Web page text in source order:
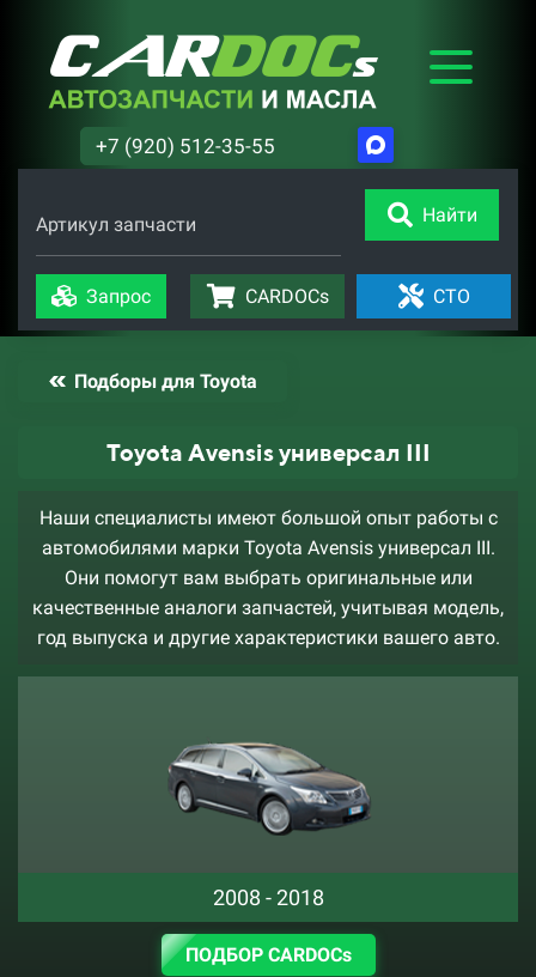
+7 (920) 512-35-55
Артикул запчасти Найти
Запрос CARDOCs СТО
Подборы для Toyota
Toyota Avensis универсал III
Наши специалисты имеют большой опыт работы с
автомобилями марки Toyota Avensis универсал III.
Они помогут вам выбрать оригинальные или
качественные аналоги запчастей, учитывая модель,
год выпуска и другие характеристики вашего авто.
2008 - 2018
ПОДБОР CARDOCs